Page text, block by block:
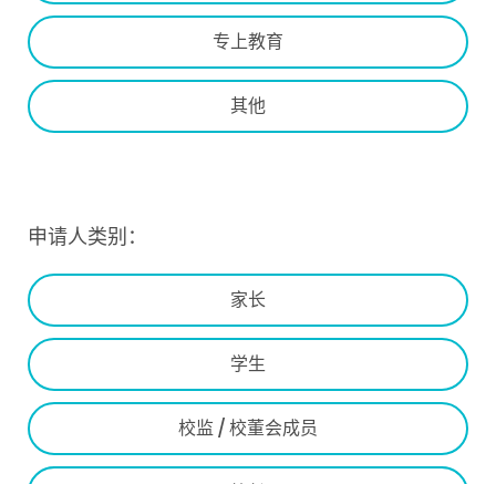
专上教育
其他
申请人类别：
家长
学生
校监 / 校董会成员